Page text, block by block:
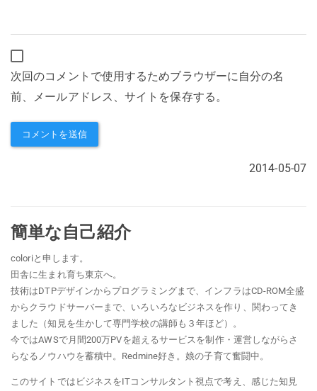
次回のコメントで使用するためブラウザーに自分の名
前、メールアドレス、サイトを保存する。
2014-05-07
簡単な自己紹介
coloriと申します。
田舎に生まれ育ち東京へ。
技術はDTPデザインからプログラミングまで、インフラはCD-ROM全盛
からクラウドサーバーまで、いろいろなビジネスを作り、関わってき
ました（知見を生かして専門学校の講師も３年ほど）。
今ではAWSで月間200万PVを超えるサービスを制作・運営しながらさ
らなるノウハウを蓄積中。Redmine好き。娘の子育て奮闘中。
このサイトではビジネスをITコンサルタント視点で考え、感じた知見